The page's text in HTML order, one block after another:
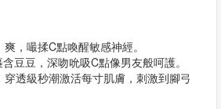
，嘬揉C點喚醒敏感神經。
豆豆，深吻吮吸C點像男友般呵護。
透級秒潮激活每寸肌膚，刺激到腳弓